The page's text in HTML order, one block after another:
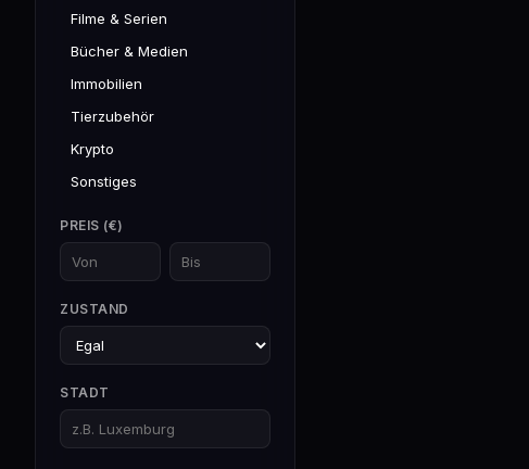
Filme & Serien
Bücher & Medien
Immobilien
Tierzubehör
Krypto
Sonstiges
PREIS (€)
ZUSTAND
STADT